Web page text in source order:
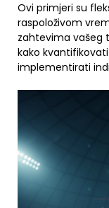
Ovi primjeri su
raspoloživom
zahtevima vašeg
kako
implementirati